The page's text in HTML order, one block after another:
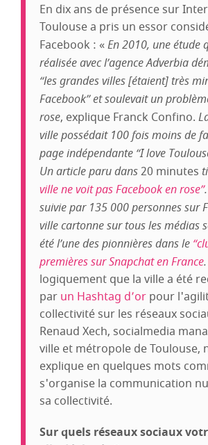
En dix ans de présence sur
Toulouse a pris un essor
Facebook : «En 2010, une étude
réalisée avec l’agence Adverbia
“les grandes villes [étaient] très
Facebook” et soulevait un
rose, explique Franck Confino.
ville possédait 100 fois moins de
page indépendante “I love
Un article paru dans20 minutes
ville ne voit pas Facebook en rose”
suivie par 135 000 personnes sur
ville cartonne sur tous les médias
été l’une des pionnières dans le
premières sur Snapchat en France.
logiquement que la ville a été
par un Hashtag d’or pour
collectivité sur les réseaux
Renaud Xech, socialmedia
ville et métropole de Toulouse,
explique en quelques mots
s'organise la communication
sa collectivité.
Sur quels réseaux sociaux